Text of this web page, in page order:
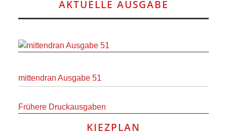
AKTUELLE AUSGABE
mittendran Ausgabe 51
Frühere Druckausgaben
KIEZPLAN